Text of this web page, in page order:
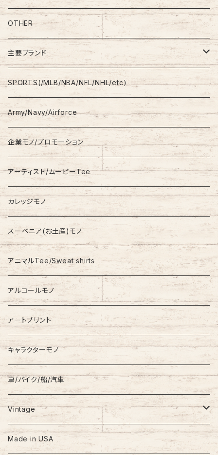
S/L Tee
Polo Shirt
Shirt
L/S
S/S
Sweatshirt
Hoodie
Fleece
Knit/Sweater
Jacket
Nylon Jacket
Stadium Jumper
Down Jacket
Jeans/Denim
Work Pants
Shorts
OTHER
主要ブランド
adidas
Champion
Carhartt
Columbia
NAUTICA
NIKE
RALPH LAUREN
TOMMY HILFIGER
Levi’s
SPORTS(/MLB/NBA/NFL/NHL/etc)
Army/Navy/Airforce
企業モノ/プロモーション
アーティスト/ムービーTee
カレッジモノ
スーベニア(お土産)モノ
アニマルTee/Sweat shirts
アルコールモノ
アートプリント
キャラクターモノ
車/バイク/船/汽車
Vintage
60s-70s
Made in USA